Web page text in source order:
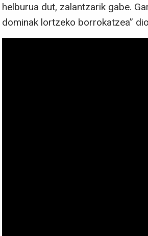
helburua dut, zalantzarik gabe.
dominak lortzeko borrokatzea”